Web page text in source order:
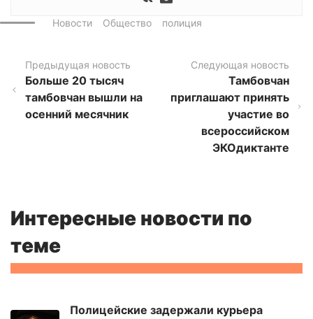
Новости Общество полиция
Предыдущая новость
Больше 20 тысяч
тамбовчан вышли на
осенний месячник
Следующая новость
Тамбовчан
приглашают принять
участие во
всероссийском
ЭКОдиктанте
Интересные новости по
теме
Полицейские задержали курьера